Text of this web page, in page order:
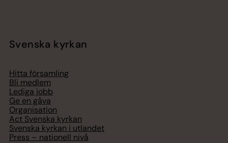
Svenska kyrkan
Hitta församling
Bli medlem
Lediga jobb
Ge en gåva
Organisation
Act Svenska kyrkan
Svenska kyrkan i utlandet
Press – nationell nivå